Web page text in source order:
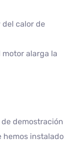
del calor de
alarga la
demostración
hemos instalado